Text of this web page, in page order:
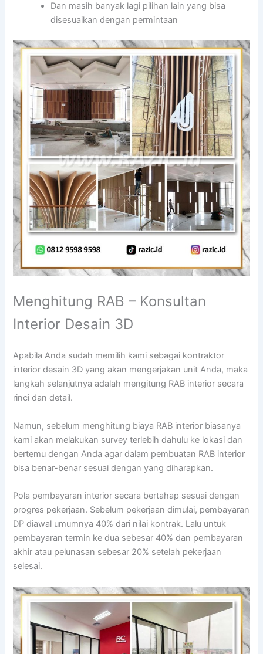
Dan masih banyak lagi pilihan lain yang bisa
disesuaikan dengan permintaan
Menghitung RAB – Konsultan
Interior Desain 3D
Apabila Anda sudah memilih kami sebagai kontraktor
interior desain 3D yang akan mengerjakan unit Anda, maka
langkah selanjutnya adalah mengitung RAB interior secara
rinci dan detail.
Namun, sebelum menghitung biaya RAB interior biasanya
kami akan melakukan survey terlebih dahulu ke lokasi dan
bertemu dengan Anda agar dalam pembuatan RAB interior
bisa benar-benar sesuai dengan yang diharapkan.
Pola pembayaran interior secara bertahap sesuai dengan
progres pekerjaan. Sebelum pekerjaan dimulai, pembayaran
DP diawal umumnya 40% dari nilai kontrak. Lalu untuk
pembayaran termin ke dua sebesar 40% dan pembayaran
akhir atau pelunasan sebesar 20% setelah pekerjaan
selesai.